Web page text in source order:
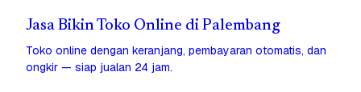
Jasa Bikin Toko Online di Palembang
Toko online dengan keranjang, pembayaran otomatis, dan
ongkir — siap jualan 24 jam.